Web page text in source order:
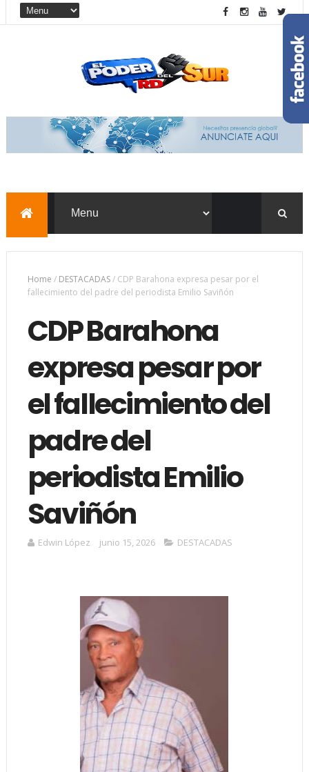
Home / DESTACADAS/ CDP Barahona expresa pesar por el
fallecimiento del padre del periodista Emilio Saviñón
CDP Barahona
expresa pesar por
el fallecimiento del
padre del
periodista Emilio
Saviñón
Edwin López junio 15, 2026 DESTACADAS